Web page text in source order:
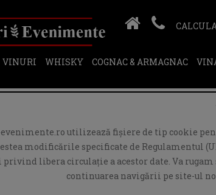
VINURI WHISKY COGNAC & ARMAGNAC
utilizează fişiere de tip cookie
modificările specificate de Regulamentul
privind libera circulație a acestor date. Va
continuarea navigării pe site-ul